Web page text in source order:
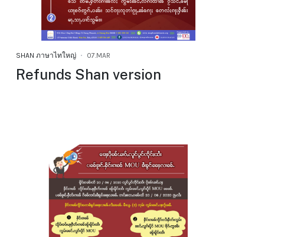
SHAN ภาษาไทใหญ่ 07.MAR
Refunds Shan version